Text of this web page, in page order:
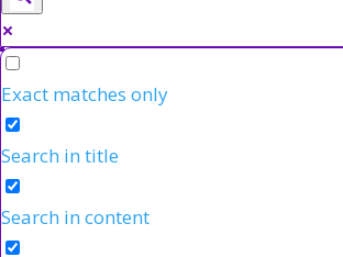
Exact matches only
Search in title
Search in content